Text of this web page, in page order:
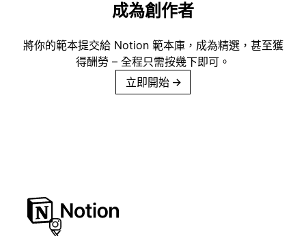
成為創作者
將你的範本提交給 Notion 範本庫，成為精選，甚至獲
得酬勞 – 全程只需按幾下即可。
立即開始 →